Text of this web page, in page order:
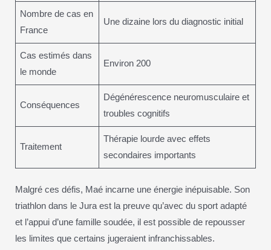
Nombre de cas en
France
Une dizaine lors du diagnostic initial
Cas estimés dans
le monde
Environ 200
Conséquences
Dégénérescence neuromusculaire et
troubles cognitifs
Traitement
Thérapie lourde avec effets
secondaires importants
Malgré ces défis, Maé incarne une énergie inépuisable. Son
triathlon dans le Jura est la preuve qu’avec du sport adapté
et l’appui d’une famille soudée, il est possible de repousser
les limites que certains jugeraient infranchissables.